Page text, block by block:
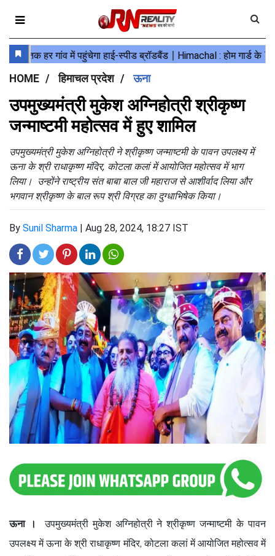
HOME हिमाचल प्रदेश ऊना
उपमुख्यमंत्री मुकेश अग्निहोत्री श्रीकृष्ण
जन्माष्टमी महोत्सव में हुए शामिल
उपमुख्यमंत्री मुकेश अग्निहोत्री ने श्रीकृष्ण जन्माष्टमी के पावन उपलक्ष्य में
ऊना के श्री राधाकृष्ण मंदिर, कोटला कलां में आयोजित महोत्सव में भाग
लिया। उन्होंने राष्ट्रीय संत बाबा बाल जी महाराज से आशीर्वाद लिया और
भगवान श्रीकृष्ण के बाल रूप श्री विग्रह का दुग्धाभिषेक किया।
By Sunil Sharma | Aug 28, 2024, 18:27 IST
ऊना ।
उपमुख्यमंत्री मुकेश अग्निहोत्री ने श्रीकृष्ण जन्माष्टमी के पावन
उपलक्ष्य में ऊना के श्री राधाकृष्ण मंदिर, कोटला कलां में आयोजित महोत्सव में